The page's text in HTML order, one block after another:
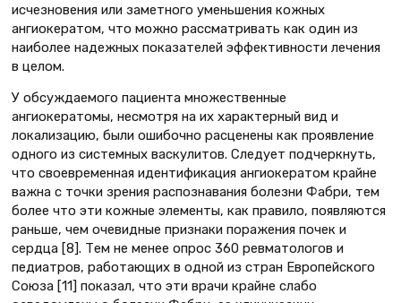
исчезновения или заметного уменьшения кожных
ангиокератом, что можно рассматривать как один из
наиболее надежных показателей эффективности лечения
в целом.
У обсуждаемого пациента множественные
ангиокератомы, несмотря на их характерный вид и
локализацию, были ошибочно расценены как проявление
одного из системных васкулитов. Следует подчеркнуть,
что своевременная идентификация ангиокератом крайне
важна с точки зрения распознавания болезни Фабри, тем
более что эти кожные элементы, как правило, появляются
раньше, чем очевидные признаки поражения почек и
сердца [8]. Тем не менее опрос 360 ревматологов и
педиатров, работающих в одной из стран Европейского
Союза [11] показал, что эти врачи крайне слабо